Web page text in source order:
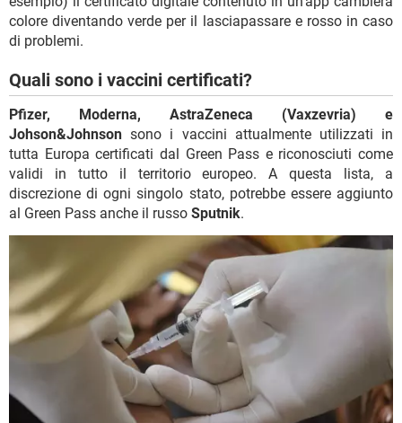
colore diventando verde per il lasciapassare e rosso in caso
di problemi.
Quali sono i vaccini certificati?
Pfizer, Moderna, AstraZeneca (Vaxzevria) e
Johson&Johnson sono i vaccini attualmente utilizzati in
tutta Europa certificati dal Green Pass e riconosciuti come
validi in tutto il territorio europeo. A questa lista, a
discrezione di ogni singolo stato, potrebbe essere aggiunto
al Green Pass anche il russo Sputnik.